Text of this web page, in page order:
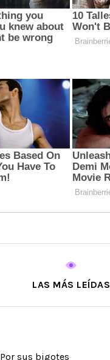
LAS MÁS LEÍDAS
Por sus bigotes